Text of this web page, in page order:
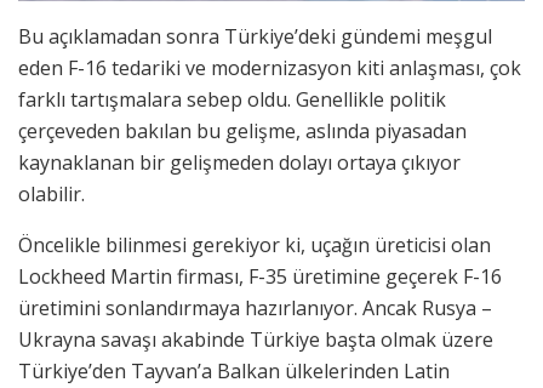
Bu açıklamadan sonra Türkiye’deki gündemi meşgul
eden F-16 tedariki ve modernizasyon kiti anlaşması, çok
farklı tartışmalara sebep oldu. Genellikle politik
çerçeveden bakılan bu gelişme, aslında piyasadan
kaynaklanan bir gelişmeden dolayı ortaya çıkıyor
olabilir.
Öncelikle bilinmesi gerekiyor ki, uçağın üreticisi olan
Lockheed Martin firması, F-35 üretimine geçerek F-16
üretimini sonlandırmaya hazırlanıyor. Ancak Rusya –
Ukrayna savaşı akabinde Türkiye başta olmak üzere
Türkiye’den Tayvan’a Balkan ülkelerinden Latin